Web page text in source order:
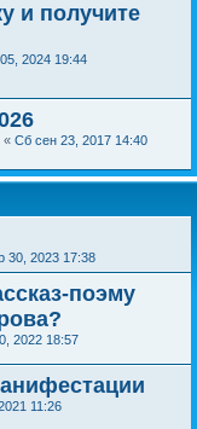
и получите
2024 19:44
« Сб сен 23, 2017 14:40
30, 2023 17:38
поэму
2022 18:57
11:26